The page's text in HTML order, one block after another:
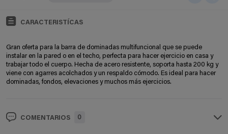
CARACTERISTÍCAS
Gran oferta para la barra de dominadas multifuncional que se puede
instalar en la pared o en el techo, perfecta para hacer ejercicio en casa y
trabajar todo el cuerpo. Hecha de acero resistente, soporta hasta 200 kg y
viene con agarres acolchados y un respaldo cómodo. Es ideal para hacer
dominadas, fondos, elevaciones y muchos más ejercicios.
COMENTARIOS 0